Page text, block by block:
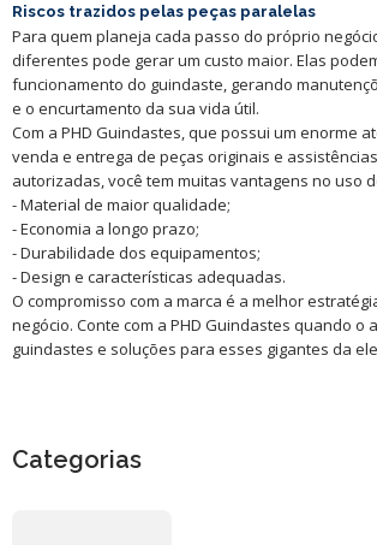
Riscos trazidos pelas peças paralelas
Para quem planeja cada passo do próprio
diferentes pode gerar um custo maior. Elas
funcionamento do guindaste, gerando
e o encurtamento da sua vida útil.
Com a PHD Guindastes, que possui um enorme
venda e entrega de peças originais e
autorizadas, você tem muitas vantagens no uso
- Material de maior qualidade;
- Economia a longo prazo;
- Durabilidade dos equipamentos;
- Design e características adequadas.
O compromisso com a marca é a melhor
negócio. Conte com a PHD Guindastes quando o
guindastes e soluções para esses gigantes da
Categorias